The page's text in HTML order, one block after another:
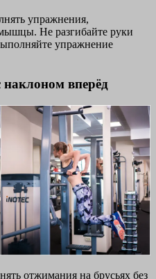
упражнения,
Не разгибайте руки
упражнение
вперёд
отжимания на брусьях без